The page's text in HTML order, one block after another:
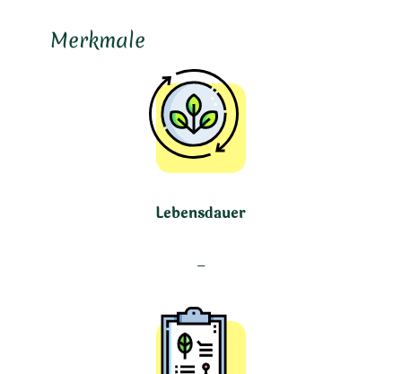
Merkmale
Lebensdauer
–